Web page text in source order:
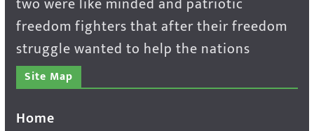
freedom fighters that after their freedom
struggle wanted to help the nations
Site Map
Home